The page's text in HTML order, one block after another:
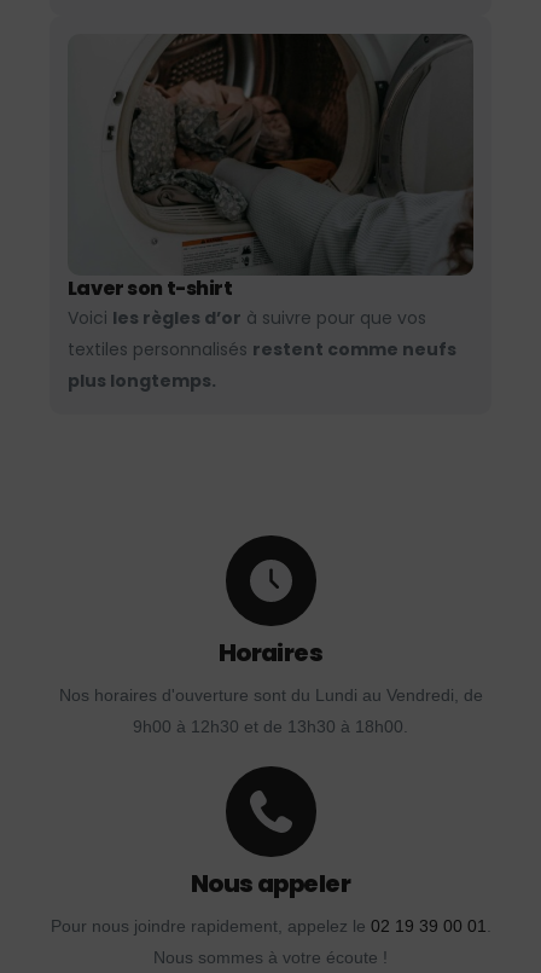
Laver son t-shirt
Voici les règles d’or à suivre pour que vos
textiles personnalisés restent comme neufs
plus longtemps.
Horaires
Nos horaires d'ouverture sont du Lundi au Vendredi, de
9h00 à 12h30 et de 13h30 à 18h00.
Nous appeler
Pour nous joindre rapidement, appelez le 02 19 39 00 01.
Nous sommes à votre écoute !